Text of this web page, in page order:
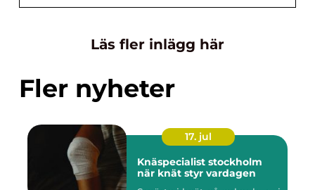
Läs fler inlägg här
Fler nyheter
17. jul
Knäspecialist stockholm
när knät styr vardagen